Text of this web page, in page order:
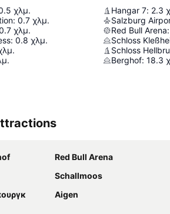
χλμ.
: 0.7 χλμ.
χλμ.
: 0.8 χλμ.
Hangar 7: 2.3
Salzburg
Red Bull Arena:
Schloss
Schloss
Berghof: 18.3
Red Bull Arena
Schallmoos
Aigen